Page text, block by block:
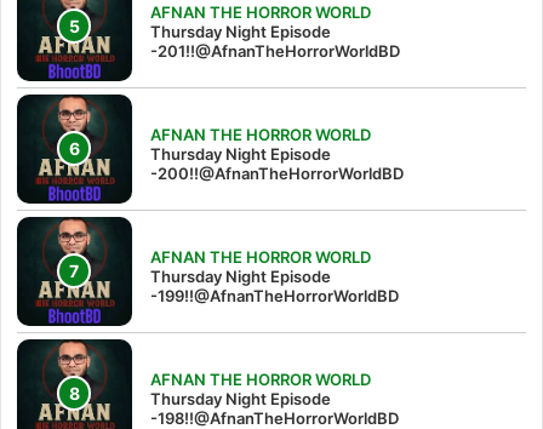
AFNAN THE HORROR WORLD
Thursday Night Episode
-201!!@AfnanTheHorrorWorldBD
AFNAN THE HORROR WORLD
Thursday Night Episode
-200!!@AfnanTheHorrorWorldBD
AFNAN THE HORROR WORLD
Thursday Night Episode
-199!!@AfnanTheHorrorWorldBD
AFNAN THE HORROR WORLD
Thursday Night Episode
-198!!@AfnanTheHorrorWorldBD